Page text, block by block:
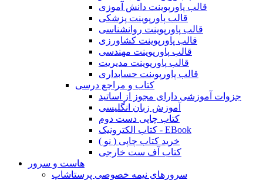
قالب پاورپوینت دانش آموزی
قالب پاورپوینت پزشکی
قالب پاورپوینت روانشناسی
قالب پاورپوینت کشاورزی
قالب پاورپوینت مهندسی
قالب پاورپوینت مدیریت
قالب پاورپوینت حسابداری
کتاب و مراجع درسی
جزوات آموزشی دارای مجوز از اساتید
آموزش زبان انگلیسی
کتاب چاپی دست دوم
کتاب الکترونیک - EBook
خرید کتاب چاپی ( نو )
کتاب آف ست خارجی
هاست و سرور
سرورهای نیمه خصوصی پرستاشاپ